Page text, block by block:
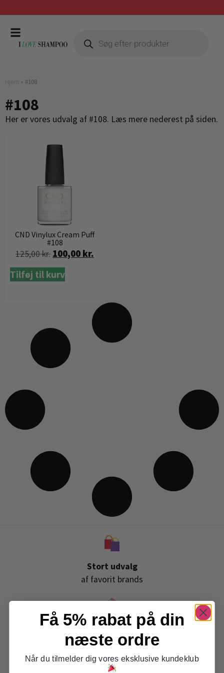
» #108
#108
Her er vores udvalg af #108. Læs mere nederest på siden.
CND Vinylux Cream Puff
#108
125,00kr. 100,00 kr.
Tilføj til kurv
Stort udvalg
af favorit brands
Gratis levering
ved køb over 399,-
Få 5% rabat på din
næste ordre
Når du tilmelder dig vores eksklusive kundeklub